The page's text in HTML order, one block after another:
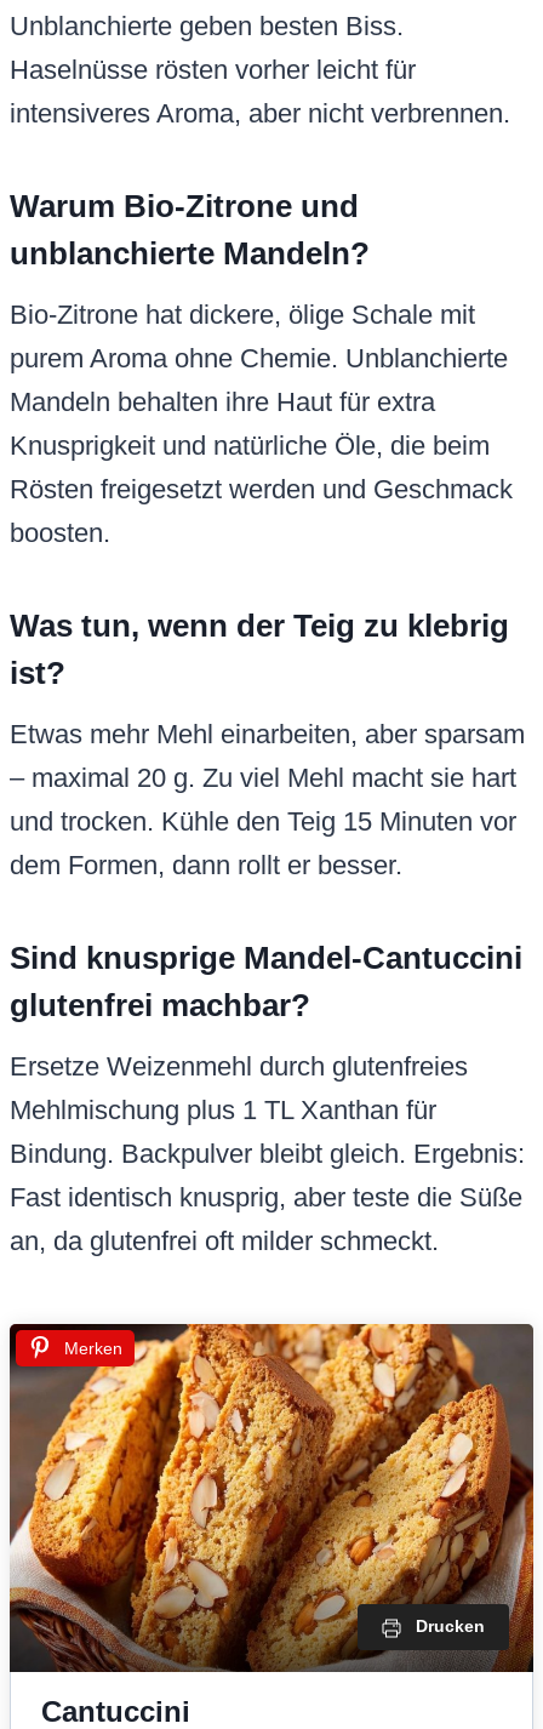
Unblanchierte geben besten Biss.
Haselnüsse rösten vorher leicht für
intensiveres Aroma, aber nicht verbrennen.
Warum Bio-Zitrone und
unblanchierte Mandeln?
Bio-Zitrone hat dickere, ölige Schale mit
purem Aroma ohne Chemie. Unblanchierte
Mandeln behalten ihre Haut für extra
Knusprigkeit und natürliche Öle, die beim
Rösten freigesetzt werden und Geschmack
boosten.
Was tun, wenn der Teig zu klebrig
ist?
Etwas mehr Mehl einarbeiten, aber sparsam
– maximal 20 g. Zu viel Mehl macht sie hart
und trocken. Kühle den Teig 15 Minuten vor
dem Formen, dann rollt er besser.
Sind knusprige Mandel-Cantuccini
glutenfrei machbar?
Ersetze Weizenmehl durch glutenfreies
Mehlmischung plus 1 TL Xanthan für
Bindung. Backpulver bleibt gleich. Ergebnis:
Fast identisch knusprig, aber teste die Süße
an, da glutenfrei oft milder schmeckt.
Merken
Drucken
Cantuccini